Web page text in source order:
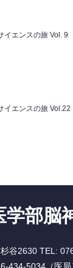
イエンスの旅 Vol. 9
イエンスの旅 Vol.22
学部脳
谷2630 TEL: